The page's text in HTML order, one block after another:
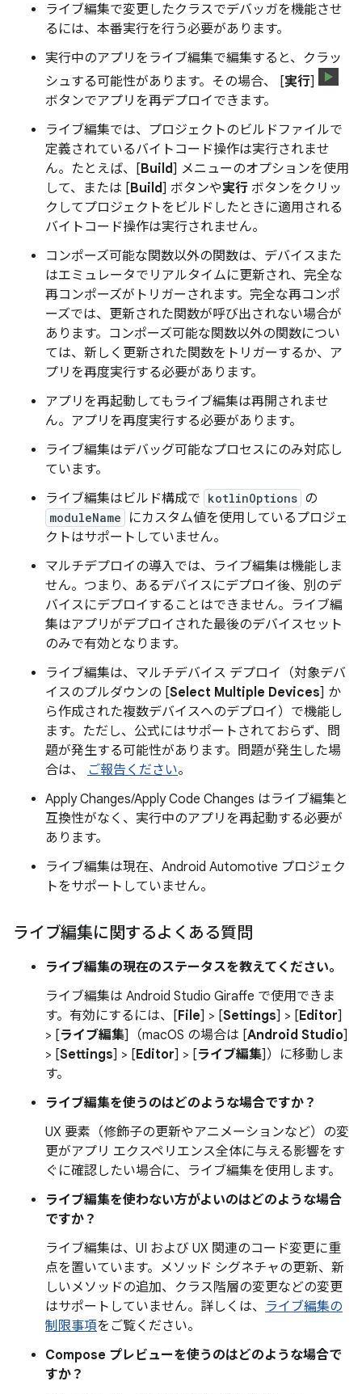
ライブ編集で変更したクラスでデバッガを機能させ
るには、本番実行を行う必要があります。
実行中のアプリをライブ編集で編集すると、クラッ
シュする可能性があります。その場合、 [実行]
ボタンでアプリを再デプロイできます。
ライブ編集では、プロジェクトのビルドファイルで
定義されているバイトコード操作は実行されませ
ん。たとえば、[Build] メニューのオプションを使用
して、または [Build] ボタンや実行 ボタンをクリッ
クしてプロジェクトをビルドしたときに適用される
バイトコード操作は実行されません。
コンポーズ可能な関数以外の関数は、デバイスまた
はエミュレータでリアルタイムに更新され、完全な
再コンポーズがトリガーされます。完全な再コンポ
ーズでは、更新された関数が呼び出されない場合が
あります。コンポーズ可能な関数以外の関数につい
ては、新しく更新された関数をトリガーするか、ア
プリを再度実行する必要があります。
アプリを再起動してもライブ編集は再開されませ
ん。アプリを再度実行する必要があります。
ライブ編集はデバッグ可能なプロセスにのみ対応し
ています。
ライブ編集はビルド構成で kotlinOptions の
moduleName
にカスタム値を使用しているプロジェ
クトはサポートしていません。
マルチデプロイの導入では、ライブ編集は機能しま
せん。つまり、あるデバイスにデプロイ後、別のデ
バイスにデプロイすることはできません。ライブ編
集はアプリがデプロイされた最後のデバイスセット
のみで有効となります。
ライブ編集は、マルチデバイス デプロイ（対象デバ
イスのプルダウンの [Select Multiple Devices] か
ら作成された複数デバイスへのデプロイ）で機能し
ます。ただし、公式にはサポートされておらず、問
題が発生する可能性があります。問題が発生した場
合は、 ご報告ください。
Apply Changes/Apply Code Changes はライブ編集と
互換性がなく、実行中のアプリを再起動する必要が
あります。
ライブ編集は現在、Android Automotive プロジェク
トをサポートしていません。
ライブ編集に関するよくある質問
ライブ編集の現在のステータスを教えてください。
ライブ編集は Android Studio Giraffe で使用できま
す。有効にするには、[File] > [Settings] > [Editor]
> [ライブ編集]（macOS の場合は [Android Studio]
> [Settings] > [Editor] > [ライブ編集]）に移動しま
す。
ライブ編集を使うのはどのような場合ですか？
UX 要素（修飾子の更新やアニメーションなど）の変
更がアプリ エクスペリエンス全体に与える影響をす
ぐに確認したい場合に、ライブ編集を使用します。
ライブ編集を使わない方がよいのはどのような場合
ですか？
ライブ編集は、UI および UX 関連のコード変更に重
点を置いています。メソッド シグネチャの更新、新
しいメソッドの追加、クラス階層の変更などの変更
はサポートしていません。詳しくは、 ライブ編集の
制限事項をご覧ください。
Compose プレビューを使うのはどのような場合で
すか？